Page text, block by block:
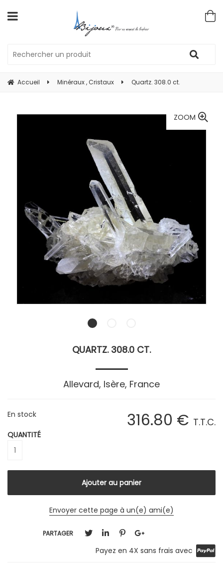
Accueil Minéraux , Cristaux Quartz. 308.0 ct.
ZOOM
QUARTZ. 308.0 CT.
Allevard, Isère, France
316.80 € T.T.C.
En stock
QUANTITÉ
Envoyer cette page à un(e) ami(e)
PARTAGER
Payez en 4X sans frais avec